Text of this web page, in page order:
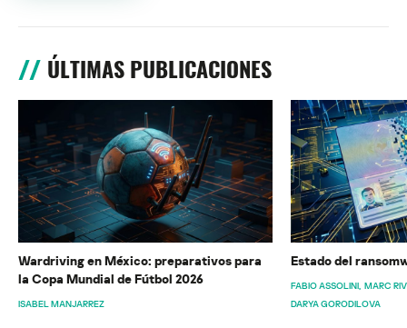
ÚLTIMAS PUBLICACIONES
Wardriving en México: preparativos para
la Copa Mundial de Fútbol 2026
ISABEL MANJARREZ
Estado del
FABIO ASSOLINI MARC
DARYA GORODILOVA